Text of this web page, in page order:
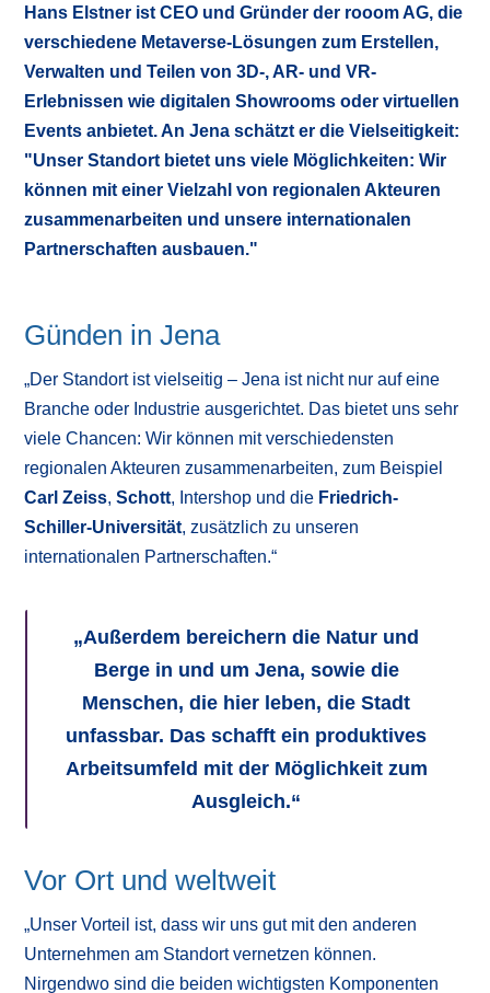
Hans Elstner ist CEO und Gründer der rooom AG, die
verschiedene Metaverse-Lösungen zum Erstellen,
Verwalten und Teilen von 3D-, AR- und VR-
Erlebnissen wie digitalen Showrooms oder virtuellen
Events anbietet. An Jena schätzt er die Vielseitigkeit:
"Unser Standort bietet uns viele Möglichkeiten: Wir
können mit einer Vielzahl von regionalen Akteuren
zusammenarbeiten und unsere internationalen
Partnerschaften ausbauen."
Günden in Jena
„Der Standort ist vielseitig – Jena ist nicht nur auf eine
Branche oder Industrie ausgerichtet. Das bietet uns sehr
viele Chancen: Wir können mit verschiedensten
regionalen Akteuren zusammenarbeiten, zum Beispiel
Carl Zeiss,Schott, Intershop und die Friedrich-
Schiller-Universität, zusätzlich zu unseren
internationalen Partnerschaften.“
„Außerdem bereichern die Natur und
Berge in und um Jena, sowie die
Menschen, die hier leben, die Stadt
unfassbar. Das schafft ein produktives
Arbeitsumfeld mit der Möglichkeit zum
Ausgleich.“
Vor Ort und weltweit
„Unser Vorteil ist, dass wir uns gut mit den anderen
Unternehmen am Standort vernetzen können.
Nirgendwo sind die beiden wichtigsten Komponenten